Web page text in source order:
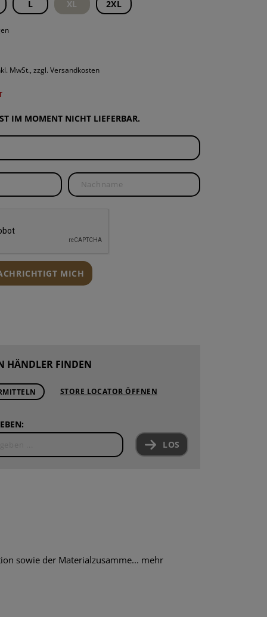
L XL 2XL
MwSt., zzgl. Versandkosten
IM MOMENT NICHT LIEFERBAR.
MICH
HÄNDLER FINDEN
STORE LOCATOR ÖFFNEN
LOS
sowie der Materialzusamme... mehr